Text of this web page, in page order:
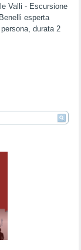
Valli - Escursione
esperta
durata 2